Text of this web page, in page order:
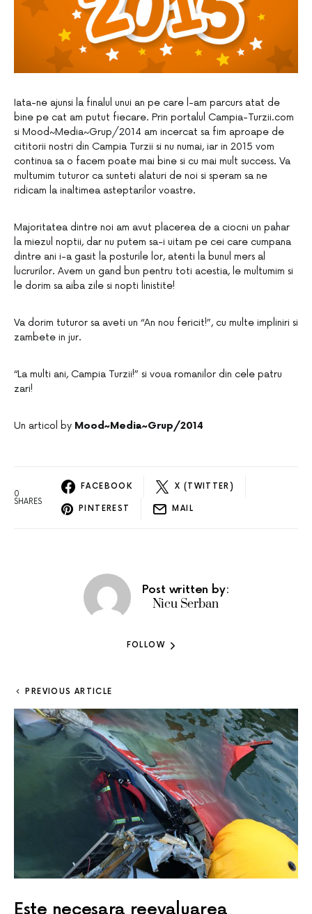
Iata-ne ajunsi la finalul unui an pe care l-am parcurs atat de
bine pe cat am putut fiecare. Prin portalul Campia-Turzii.com
si Mood~Media~Grup/2014 am incercat sa fim aproape de
cititorii nostri din Campia Turzii si nu numai, iar in 2015 vom
continua sa o facem poate mai bine si cu mai mult success. Va
multumim tuturor ca sunteti alaturi de noi si speram sa ne
ridicam la inaltimea asteptarilor voastre.
Majoritatea dintre noi am avut placerea de a ciocni un pahar
la miezul noptii, dar nu putem sa-i uitam pe cei care cumpana
dintre ani i-a gasit la posturile lor, atenti la bunul mers al
lucrurilor. Avem un gand bun pentru toti acestia, le multumim si
le dorim sa aiba zile si nopti linistite!
Va dorim tuturor sa aveti un “An nou fericit!”, cu multe impliniri si
zambete in jur.
“La multi ani, Campia Turzii!” si voua romanilor din cele patru
zari!
Un articol by Mood~Media~Grup/2014
0
SHARES
FACEBOOK X (TWITTER)
PINTEREST MAIL
Post written by:
Nicu Serban
FOLLOW
PREVIOUS ARTICLE
Este necesara reevaluarea